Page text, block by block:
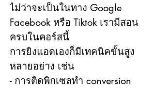
ไม่ว่าจะเป็นในทาง Google
Facebook หรือ Tiktok เรามีสอน
ครบในคอร์สนี้
การยิงแอดเองก็มีเทคนิคขั้นสูง
หลายอย่าง เช่น
- การติดพิกเซลทำ conversion